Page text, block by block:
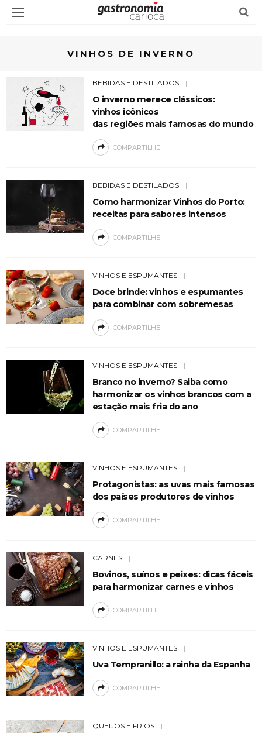
VINHOS DE INVERNO
BEBIDAS E DESTILADOS
O inverno merece clássicos:
vinhos icônicos
das regiões mais famosas do mundo
COMPARTILHE
BEBIDAS E DESTILADOS
Como harmonizar Vinhos do Porto:
receitas para sabores intensos
COMPARTILHE
VINHOS E ESPUMANTES
Doce brinde: vinhos e espumantes
para combinar com sobremesas
COMPARTILHE
VINHOS E ESPUMANTES
Branco no inverno? Saiba como
harmonizar os vinhos brancos com a
estação mais fria do ano
COMPARTILHE
VINHOS E ESPUMANTES
Protagonistas: as uvas mais famosas
dos países produtores de vinhos
COMPARTILHE
CARNES
Bovinos, suínos e peixes: dicas fáceis
para harmonizar carnes e vinhos
COMPARTILHE
VINHOS E ESPUMANTES
Uva Tempranillo: a rainha da Espanha
COMPARTILHE
QUEIJOS E FRIOS